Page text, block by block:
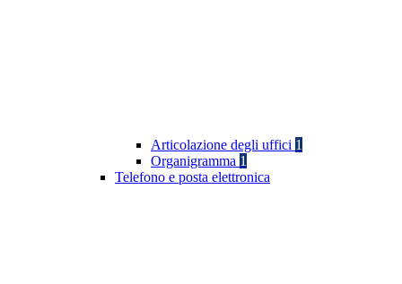
Articolazione degli uffici 1
Organigramma 1
Telefono e posta elettronica